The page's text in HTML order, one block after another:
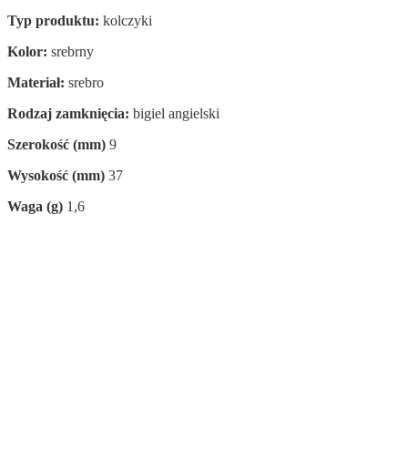
Typ produktu: kolczyki
Kolor: srebrny
Materiał: srebro
Rodzaj zamknięcia: bigiel angielski
Szerokość (mm) 9
Wysokość (mm) 37
Waga (g) 1,6